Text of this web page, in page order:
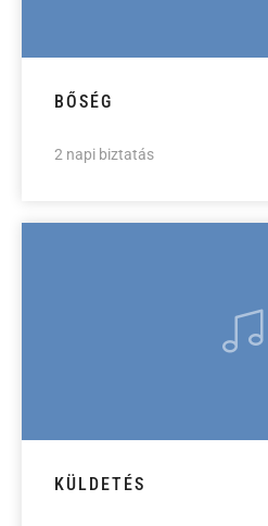
BŐSÉG
2 napi biztatás
KÜLDETÉS